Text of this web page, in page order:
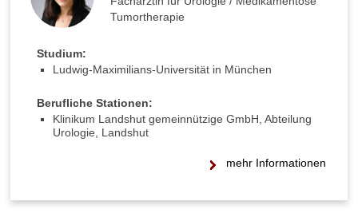
Tumortherapie
Studium:
Ludwig-Maximilians-Universität in München
Berufliche Stationen:
Klinikum Landshut gemeinnützige GmbH, Abteilung
Urologie, Landshut
mehr Informationen
s
t
r
u
g
e
n
e